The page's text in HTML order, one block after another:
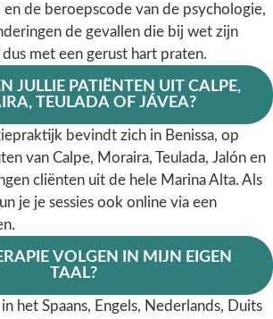
de beroepscode van de psychologie,
de gevallen die bij wet zijn
met een gerust hart praten.
JULLIE PATIËNTEN UIT CALPE,
TEULADA OF JÁVEA?
bevindt zich in Benissa, op
van Calpe, Moraira, Teulada, Jalón en
cliënten uit de hele Marina Alta. Als
je je sessies ook online via een
VOLGEN IN MIJN EIGEN
TAAL?
het Spaans, Engels, Nederlands, Duits